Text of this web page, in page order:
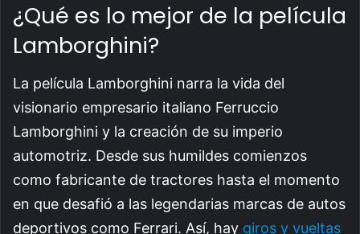
¿Qué es lo mejor de la película
Lamborghini?
La película Lamborghini narra la vida del
visionario empresario italiano Ferruccio
Lamborghini y la creación de su imperio
automotriz. Desde sus humildes comienzos
como fabricante de tractores hasta el momento
en que desafió a las legendarias marcas de autos
deportivos como Ferrari. Así, hay giros y vueltas